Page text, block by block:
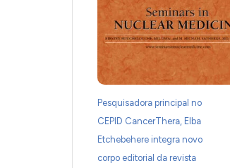
Pesquisadora principal no
CEPID CancerThera, Elba
Etchebehere integra novo
corpo editorial da revista